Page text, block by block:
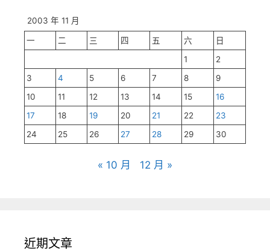
2003 年 11 月
一 二 三 四 五 六
日
1
2
3
4 5 6 7 8
9
10
11 12 13 14 15
16
17
18 19 20 21 22
23
24
25 26 27 28 29 30
« 10 月 12 月 »
近期文章